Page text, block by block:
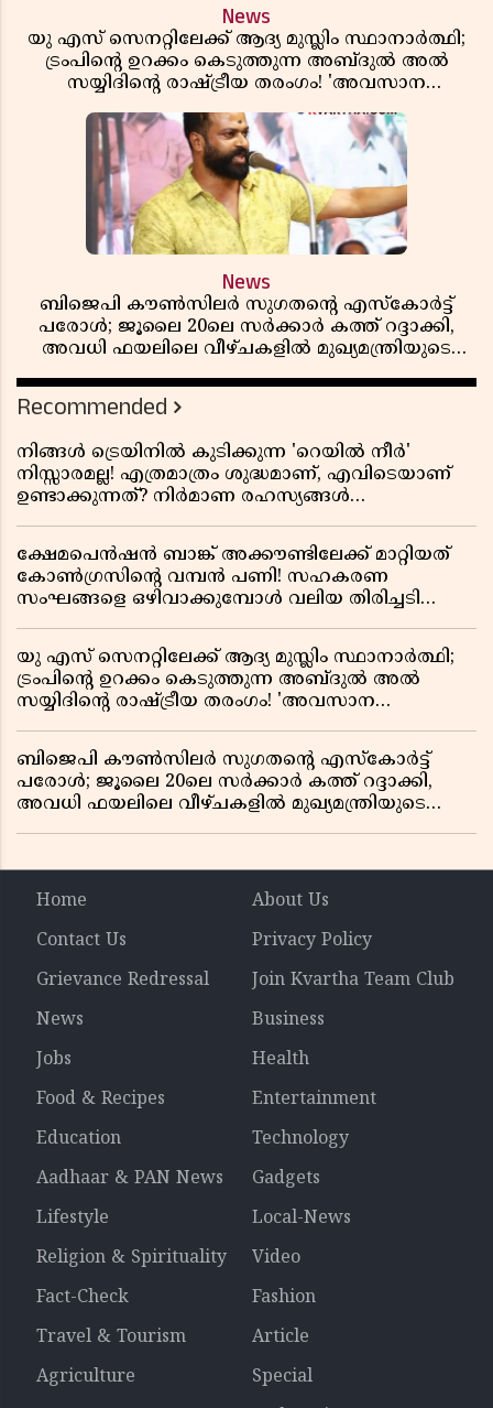
News
യു എസ് സെനറ്റിലേക്ക് ആദ്യ മുസ്ലിം സ്ഥാനാർത്ഥി;
ട്രംപിന്റെ ഉറക്കം കെടുത്തുന്ന അബ്ദുൽ അൽ
സയ്യിദിന്റെ രാഷ്ട്രീയ തരംഗം! 'അവസാന
News
ബിജെപി കൗൺസിലർ സുഗതന്റെ എസ്‌കോർട്ട്
പരോൾ; ജൂലൈ 20ലെ സർക്കാർ കത്ത് റദ്ദാക്കി,
അവധി ഫയലിലെ വീഴ്ചകളിൽ മുഖ്യമന്ത്രിയുടെ
Recommended
നിങ്ങൾ ട്രെയിനിൽ കുടിക്കുന്ന 'റെയിൽ നീർ'
നിസ്സാരമല്ല! എത്രമാത്രം ശുദ്ധമാണ്, എവിടെയാണ്
ഉണ്ടാക്കുന്നത്? നിർമാണ രഹസ്യങ്ങൾ
ക്ഷേമപെൻഷൻ ബാങ്ക് അക്കൗണ്ടിലേക്ക് മാറ്റിയത്
കോൺഗ്രസിന്റെ വമ്പൻ പണി! സഹകരണ
സംഘങ്ങളെ ഒഴിവാക്കുമ്പോൾ വലിയ തിരിച്ചടി
യു എസ് സെനറ്റിലേക്ക് ആദ്യ മുസ്ലിം സ്ഥാനാർത്ഥി;
ട്രംപിന്റെ ഉറക്കം കെടുത്തുന്ന അബ്ദുൽ അൽ
സയ്യിദിന്റെ രാഷ്ട്രീയ തരംഗം! 'അവസാന
ബിജെപി കൗൺസിലർ സുഗതന്റെ എസ്‌കോർട്ട്
പരോൾ; ജൂലൈ 20ലെ സർക്കാർ കത്ത് റദ്ദാക്കി,
അവധി ഫയലിലെ വീഴ്ചകളിൽ മുഖ്യമന്ത്രിയുടെ
Home
About Us
Contact Us
Privacy Policy
Grievance Redressal
Join Kvartha Team Club
News
Business
Jobs
Health
Food & Recipes
Entertainment
Education
Technology
Aadhaar & PAN News
Gadgets
Lifestyle
Local-News
Religion & Spirituality
Video
Fact-Check
Fashion
Travel & Tourism
Article
Agriculture
Special